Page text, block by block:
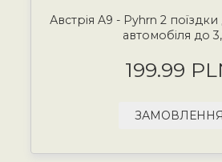
Австрія A9 - Pyhrn 2
автомобіля до
199.99
ЗАМОВЛЕННЯ